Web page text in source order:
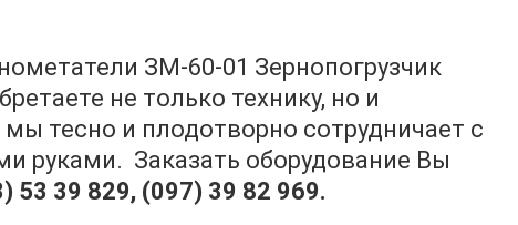
ЗМ-60-01 Зернопогрузчик
не только технику, но и
тесно и плодотворно сотрудничает с
руками. Заказать оборудование Вы
53 39 829, (097) 39 82 969.